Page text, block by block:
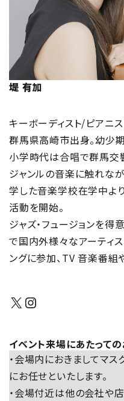
堤 有加
キーボーディスト/ピアニ
群馬県高崎市出身。幼少
小学時代は合唱で群馬交
ジャンルの音楽に触れな
学した音楽学校在学中よ
活動を開始。
ジャズ・フュージョンを得
で国内外様々なアーティ
ングに参加、TV 音楽番組
X Instagram
イベント来場にあたって
・会場内におきましてマ
にお任せといたします。
・会場付近は他の会社や